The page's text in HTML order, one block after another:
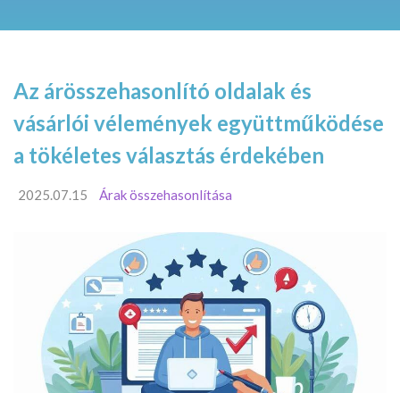
Az árösszehasonlító oldalak és
vásárlói vélemények együttműködése
a tökéletes választás érdekében
2025.07.15 Árak összehasonlítása